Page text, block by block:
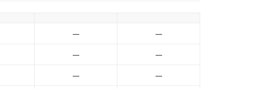
—
—
—
—
—
—